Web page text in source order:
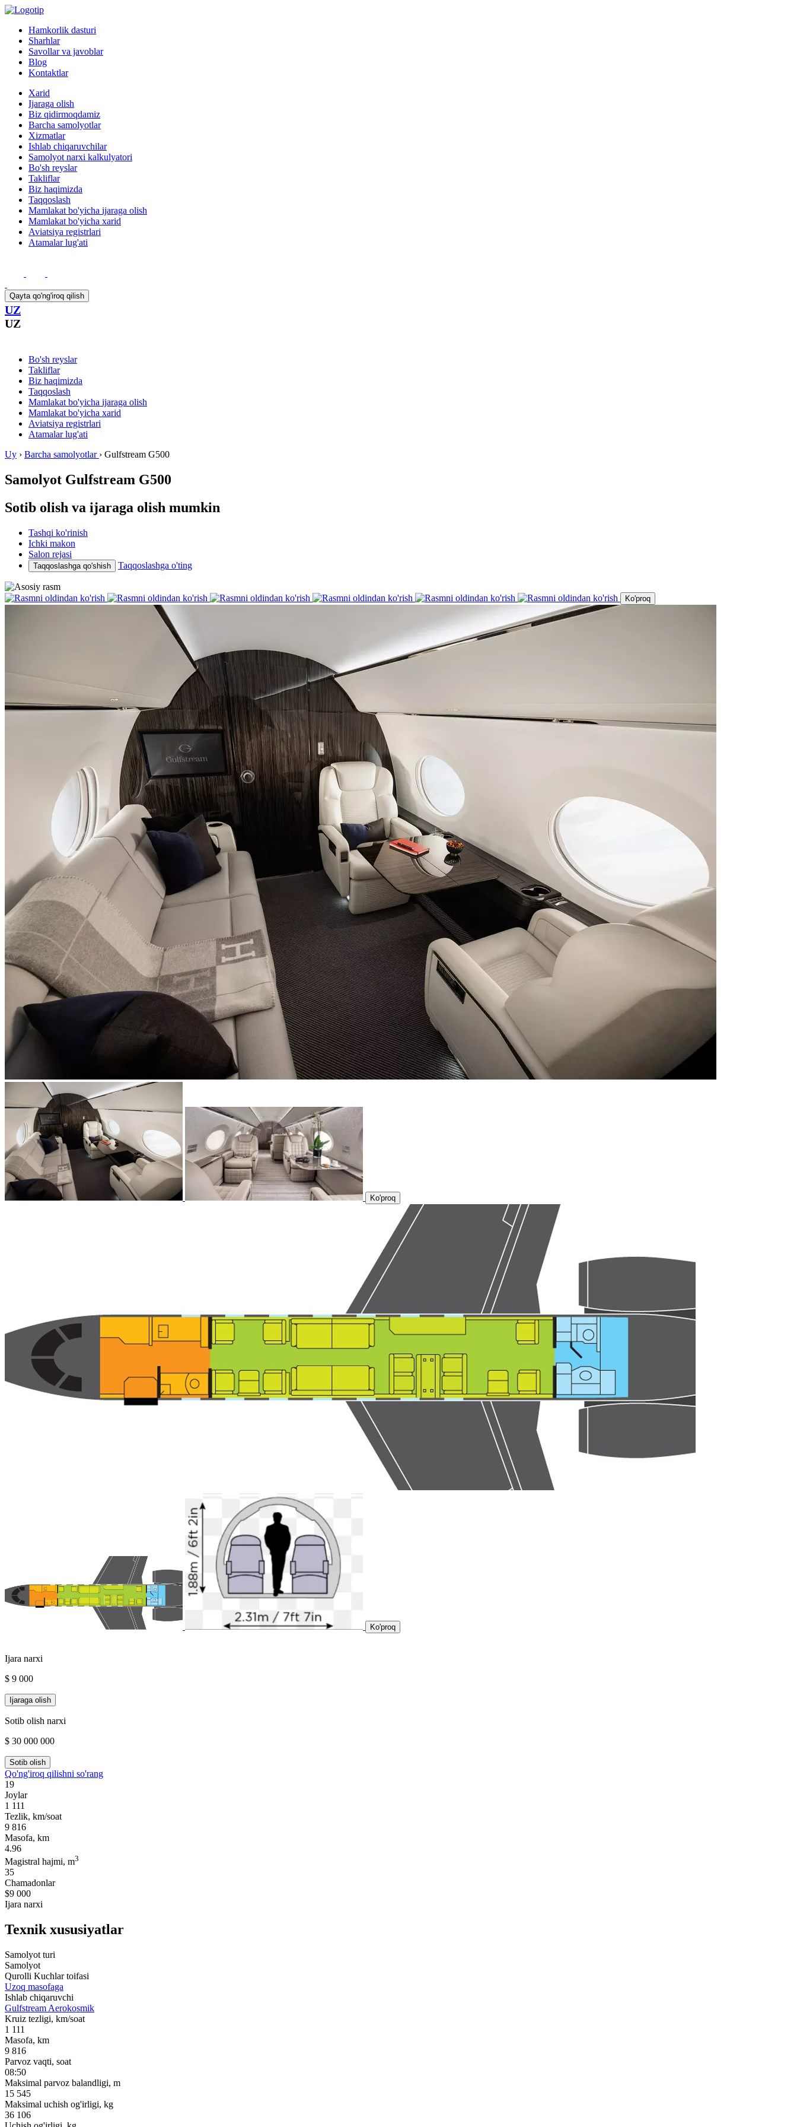
Hamkorlik dasturi
Sharhlar
Savollar va javoblar
Blog
Kontaktlar
Xarid
Ijaraga olish
Biz qidirmoqdamiz
Barcha samolyotlar
Xizmatlar
Ishlab chiqaruvchilar
Samolyot narxi kalkulyatori
Bo'sh reyslar
Takliflar
Biz haqimizda
Taqqoslash
Mamlakat bo'yicha ijaraga olish
Mamlakat bo'yicha xarid
Aviatsiya registrlari
Atamalar lug'ati
Qayta qo'ng'iroq qilish
UZ
UZ
Bo'sh reyslar
Takliflar
Biz haqimizda
Taqqoslash
Mamlakat bo'yicha ijaraga olish
Mamlakat bo'yicha xarid
Aviatsiya registrlari
Atamalar lug'ati
Uy › Barcha samolyotlar › Gulfstream G500
Samolyot Gulfstream G500
Sotib olish va ijaraga olish mumkin
Tashqi ko'rinish
Ichki makon
Salon rejasi
Taqqoslashga qo'shish Taqqoslashga o'ting
Ko'proq
Ko'proq
Ko'proq
Ijara narxi
$ 9 000
Ijaraga olish
Sotib olish narxi
$ 30 000 000
Sotib olish
Qo'ng'iroq qilishni so'rang
19
Joylar
1 111
Tezlik, km/soat
9 816
Masofa, km
4.96
Magistral hajmi, m3
35
Chamadonlar
$9 000
Ijara narxi
Texnik xususiyatlar
Samolyot turi
Samolyot
Qurolli Kuchlar toifasi
Uzoq masofaga
Ishlab chiqaruvchi
Gulfstream Aerokosmik
Kruiz tezligi, km/soat
1 111
Masofa, km
9 816
Parvoz vaqti, soat
08:50
Maksimal parvoz balandligi, m
15 545
Maksimal uchish og'irligi, kg
36 106